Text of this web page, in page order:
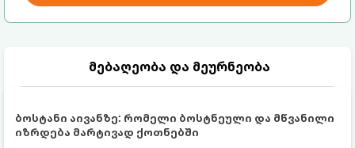
მებაღეობა და მეურნეობა
ბოსტანი აივანზე: რომელი ბოსტნეული და მწვანილი
იზრდება მარტივად ქოთნებში